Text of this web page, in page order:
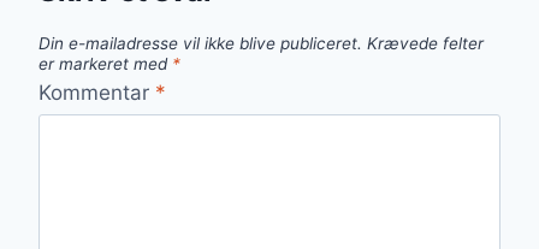
Din e-mailadresse vil ikke blive publiceret. Krævede felter
er markeret med *
Kommentar *